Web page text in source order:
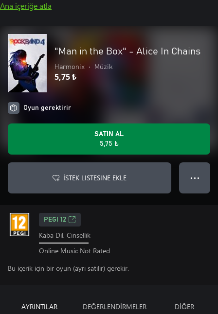
Ana içeriğe atla
"Man in the Box" - Alice In Chains
Harmonix • Müzik
5,75 ₺
Oyun gerektirir
SATIN AL
5,75 ₺
İSTEK LISTESINE EKLE ● ● ●
PEGI 12
Kaba Dil, Cinsellik
Online Music Not Rated
Bu içerik için bir oyun (ayrı satılır) gerekir.
AYRINTILAR DEĞERLENDİRMELER DİĞER